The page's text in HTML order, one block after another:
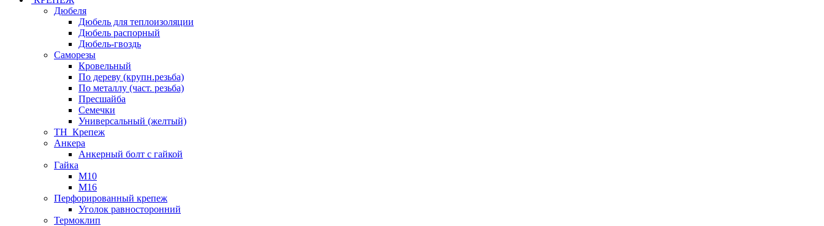
Дюбеля
Дюбель для теплоизоляции
Дюбель распорный
Дюбель-гвоздь
Саморезы
Кровельный
По дереву (крупн.резьба)
По металлу (част. резьба)
Пресшайба
Семечки
Универсальный (желтый)
ТН_Крепеж
Анкера
Анкерный болт с гайкой
Гайка
М10
М16
Перфорированный крепеж
Уголок равносторонний
Термоклип